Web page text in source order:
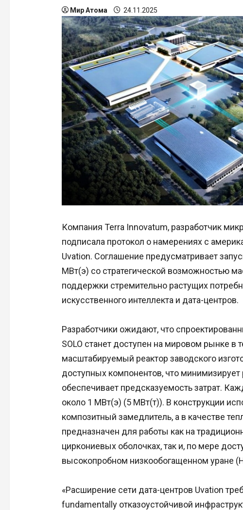
Мир Атома 24.11.2025
Компания Terra Innovatum, разработчик
подписала протокол о намерениях с
Uvation. Соглашение предусматривает
МВт(э) со стратегической возможностью
поддержки стремительно растущих
искусственного интеллекта и дата-центров.
Разработчики ожидают, что
SOLO станет доступен на мировом рынке в
масштабируемый реактор заводского
доступных компонентов, что минимизирует
обеспечивает предсказуемость затрат.
около 1 МВт(э) (5 МВт(т)). В конструкции
композитный замедлитель, а в качестве
предназначен для работы как на
циркониевых оболочках, так и, по мере
высокопробном низкообогащенном уране
«Расширение сети дата-центров Uvation
fundamentally отказоустойчивой